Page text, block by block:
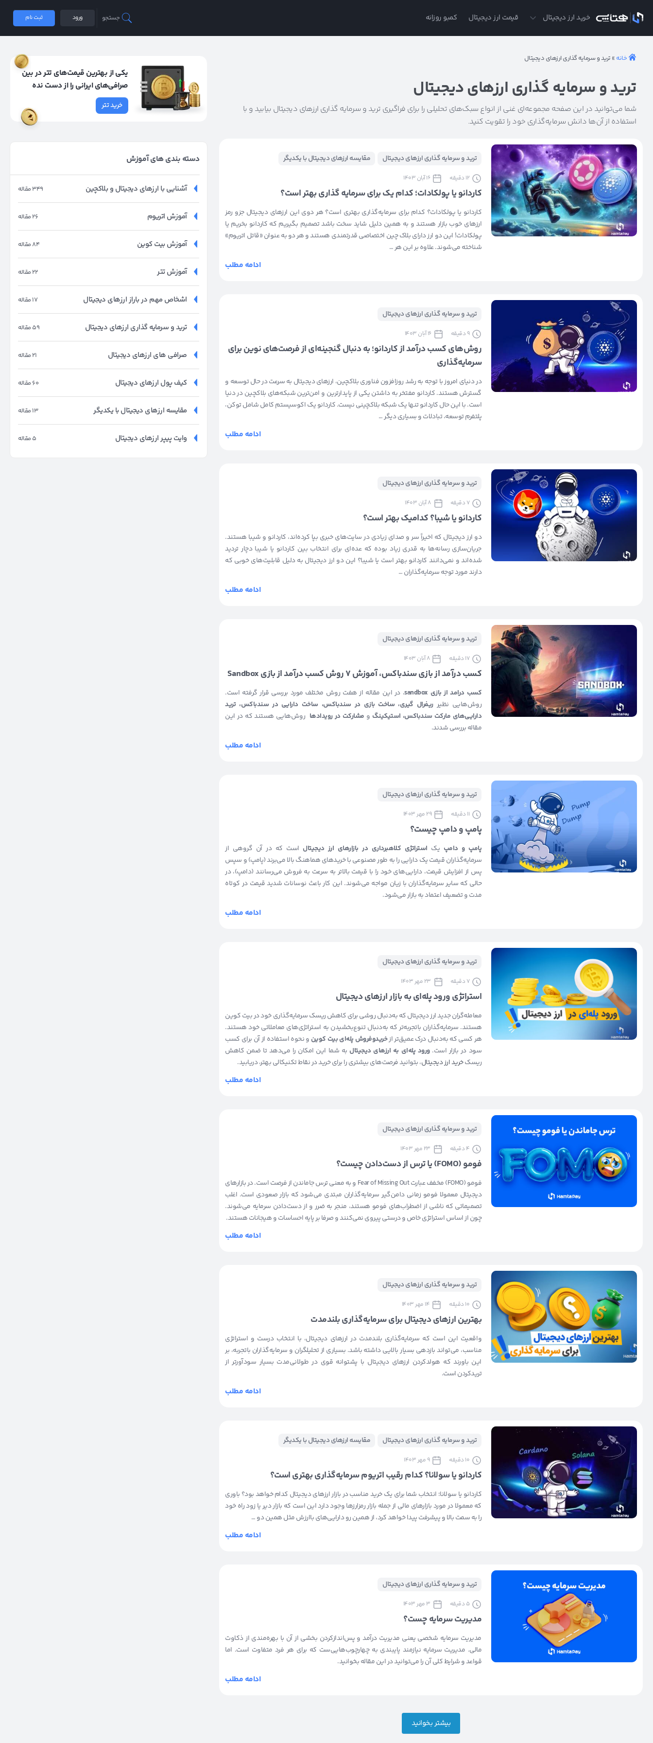
خرید ارز دیجیتال قیمت ارز دیجیتال کمبو روزانه جستجو ورود ثبت نام
خانه » ترید و سرمایه گذاری ارزهای دیجیتال
ترید و سرمایه گذاری ارزهای دیجیتال
شما می‌توانید در این صفحه مجموعه‌ای غنی از انواع سبک‌های تحلیلی را برای فراگیری ترید و سرمایه گذاری ارزهای دیجیتال بیابید و با
استفاده از آن‌ها دانش سرمایه‌گذاری خود را تقویت کنید.
ترید و سرمایه گذاری ارزهای دیجیتال مقایسه ارزهای دیجیتال با یکدیگر
12 دقیقه 16 آبان 1403
کاردانو یا پولکادات؛ کدام یک برای سرمایه گذاری بهتر است؟
کاردانو یا پولکادات؟ کدام برای سرمایه‌گذاری بهتری است؟ هر دوی این ارزهای دیجیتال جزو رمز
ارزهای خوب بازار هستند و به همین دلیل شاید سخت باشد تصمیم بگیریم که کاردانو بخریم یا
پولکادات! این دو ارز دارای بلاک چین اختصاصی قدرتمندی هستند و هر دو به عنوان «قاتل اتریوم»
شناخته می‌شوند. علاوه بر این هر …
ادامه مطلب
ترید و سرمایه گذاری ارزهای دیجیتال
9 دقیقه 16 آبان 1403
روش‌های کسب درآمد از کاردانو؛ به دنبال گنجینه‌ای از فرصت‌های نوین برای
سرمایه‌گذاری
در دنیای امروز با توجه به رشد روزافزون فناوری بلاکچین، ارزهای دیجیتال به سرعت در حال توسعه و
گسترش هستند. کاردانو مفتخر به داشتن یکی از پایدارترین و امن‌ترین شبکه‌های بلاکچین در دنیا
است. با این حال کاردانو تنها یک شبکه بلاکچینی نیست. کاردانو یک اکوسیستم کامل شامل توکن،
پلتفرم توسعه، تبادلات و بسیاری دیگر …
ادامه مطلب
ترید و سرمایه گذاری ارزهای دیجیتال
7 دقیقه 8 آبان 1403
کاردانو یا شیبا؟ کدامیک بهتر است؟
دو ارز دیجیتال که اخیراً سر و صدای زیادی در سایت‌های خبری بپا کرده‌اند، کاردانو و شیبا هستند.
جریان‌سازی رسانه‌‌ها به قدری زیاد بوده که عده‌ای برای انتخاب بین کاردانو یا شیبا دچار تردید
شده‌اند و نمی‌دانند کاردانو بهتر است یا شیبا؟ این دو ارز دیجیتال به دلیل قابلیت‌های خوبی که
دارند مورد توجه سرمایه‌گذاران …
ادامه مطلب
ترید و سرمایه گذاری ارزهای دیجیتال
17 دقیقه 8 آبان 1403
کسب درآمد از بازی سندباکس، آموزش ۷ روش کسب درآمد از بازی Sandbox
کسب درامد از بازی sandbox
، در این مقاله از هفت روش مختلف مورد بررسی قرار گرفته است.
روش‌هایی نظیرریفرال گیری، ساخت بازی در سندباکس، ساخت دارایی در سندباکس، ترید
دارایی‌های مارکت سندباکس، استیکینگ و مشارکت در رویداد‌ها روش‌هایی هستند که در این
مقاله بررسی شدند.
ادامه مطلب
ترید و سرمایه گذاری ارزهای دیجیتال
11 دقیقه 29 مهر 1403
پامپ و دامپ چیست؟
پامپ و دامپ یک استراتژی کلاهبرداری در بازارهای ارز دیجیتال است که در آن گروهی از
سرمایه‌گذاران قیمت یک دارایی را به طور مصنوعی با خریدهای هماهنگ بالا می‌برند (پامپ) و سپس
پس از افزایش قیمت، دارایی‌های خود را با قیمت بالاتر به سرعت به فروش می‌رسانند (دامپ)، در
حالی که سایر سرمایه‌گذاران با زیان مواجه می‌شوند. این کار باعث نوسانات شدید قیمت در کوتاه
مدت و تضعیف اعتماد به بازار می‌شود.
ادامه مطلب
ترید و سرمایه گذاری ارزهای دیجیتال
7 دقیقه 23 مهر 1403
استراتژی ورود پله‌ای به بازار ارزهای دیجیتال
معامله‌گران جدید ارز دیجیتال که به‌دنبال روشی برای کاهش ریسک سرمایه‌گذاری خود در بیت کوین
هستند. سرمایه‌گذاران باتجربه‌تر که به‌دنبال تنوع‌بخشیدن به استراتژی‌های معاملاتی خود هستند.
هر کسی که به‌دنبال درک عمیق‌تر ازخریدوفروش پله‌ای بیت کوین و نحوه استفاده از آن برای کسب
سود در بازار است. ورود پله‌ای به ارزهای دیجیتال به شما این امکان را می‌دهد تا ضمن کاهش
ریسکخرید ارز دیجیتال، بتوانید فرصت‌های بیشتری را برای خرید در نقاط تکنیکالی بهتر، دریابید.
ادامه مطلب
ترید و سرمایه گذاری ارزهای دیجیتال
4 دقیقه 23 مهر 1403
فومو (FOMO) یا ترس از دست‌دادن چیست؟
فومو (FOMO) مخفف عبارت Fear of Missing Out و به معنی ترس جاماندن از فرصت است. در بازارهای
دیجیتال معمولا فومو زمانی دامن‌گیر سرمایه‌گذاران مبتدی می‌شود که بازار صعودی است. اغلب
تصمیماتی که ناشی از اضطراب‌های فومو هستند، منجر به ضرر و از دست‌دادن سرمایه می‌شوند.
چون از اساس استراتژی خاص و درستی پیروی نمی‌کنند و صرفا بر پایه احساسات و هیجانات هستند.
ادامه مطلب
ترید و سرمایه گذاری ارزهای دیجیتال
10 دقیقه 14 مهر 1403
بهترین ارزهای دیجیتال برای سرمایه‌گذاری بلندمدت
واقعیت این است که سرمایه‌گذاری بلندمدت در ارزهای دیجیتال، با انتخاب درست و استراتژی
مناسب، می‌تواند بازدهی بسیار بالایی داشته باشد. بسیاری از تحلیلگران و سرمایه‌گذاران باتجربه، بر
این باورند که هولدکردن ارزهای دیجیتال با پشتوانه قوی در طولانی‌مدت بسیار سودآورتر از
تریدکردن است.
ادامه مطلب
ترید و سرمایه گذاری ارزهای دیجیتال مقایسه ارزهای دیجیتال با یکدیگر
10 دقیقه 9 مهر 1403
کاردانو یا سولانا؟ کدام رقیب اتریوم سرمایه‌گذاری بهتری است؟
کاردانو یا سولانا؛ انتخاب شما برای یک خرید مناسب در بازار ارزهای دیجیتال کدام خواهد بود؟ باوری
که معمولا در مورد بازارهای مالی از جمله بازار رمزارزها وجود دارد این است که بازار دیر یا زود راه خود
را به سمت بالا و پیشرفت پیدا خواهد کرد، از همین رو دارایی‌های باارزش مثل همین دو …
ادامه مطلب
ترید و سرمایه گذاری ارزهای دیجیتال
5 دقیقه 3 مهر 1403
مدیریت سرمایه چست؟
مدیریت سرمایه شخصی یعنی مدیریت درآمد و پس‌انداز‌کردن بخشی از آن با بهره‌مندی از ذکاوت
مالی. مدیریت سرمایه نیازمند پایبندی به چهارچوب‌هایی‌ست که برای هر فرد متفاوت است. اما
قواعد و شرایط کلی آن را می‌توانید در این مقاله بخوانید.
ادامه مطلب
بیشتر بخوانید
یکی از بهترین قیمت‌های تتر در بین
صرافی‌های ایرانی را از دست نده
خرید تتر
دسته بندی های آموزش
349 مقاله آشنایی با ارزهای دیجیتال و بلاکچین
26 مقاله آموزش اتریوم
84 مقاله آموزش بیت کوین
22 مقاله آموزش تتر
17 مقاله اشخاص مهم در باراز ارزهای دیجیتال
59 مقاله ترید و سرمایه گذاری ارزهای دیجیتال
21 مقاله صرافی های ارزهای دیجیتال
60 مقاله کیف پول ارزهای دیجیتال
13 مقاله مقایسه ارزهای دیجیتال با یکدیگر
5 مقاله وایت پیپر ارزهای دیجیتال